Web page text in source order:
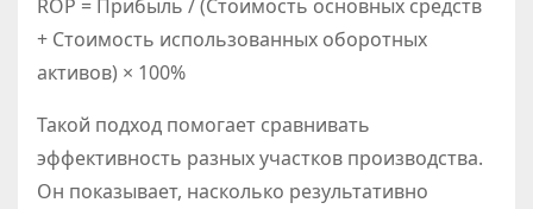
ROP = Прибыль / (Стоимость основных средств
+ Стоимость использованных оборотных
активов) × 100%
Такой подход помогает сравнивать
эффективность разных участков производства.
Он показывает, насколько результативно